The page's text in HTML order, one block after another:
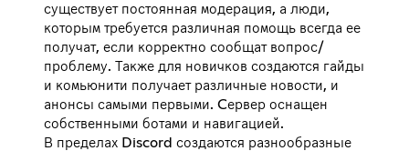
существует постоянная модерация, а люди,
которым требуется различная помощь всегда ее
получат, если корректно сообщат вопрос/
проблему. Также для новичков создаются гайды
и комьюнити получает различные новости, и
анонсы самыми первыми. Cервер оснащен
собственными ботами и навигацией.
В пределах Discord создаются разнообразные